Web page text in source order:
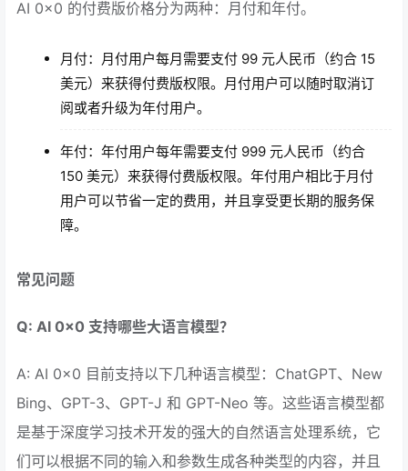
AI 0x0 的付费版价格分为两种：月付和年付。
月付：月付用户每月需要支付 99 元人民币（约合 15
美元）来获得付费版权限。月付用户可以随时取消订
阅或者升级为年付用户。
年付：年付用户每年需要支付 999 元人民币（约合
150 美元）来获得付费版权限。年付用户相比于月付
用户可以节省一定的费用，并且享受更长期的服务保
障。
常见问题
Q: AI 0x0 支持哪些大语言模型？
A: AI 0x0 目前支持以下几种语言模型：ChatGPT、New
Bing、GPT-3、GPT-J 和 GPT-Neo 等。这些语言模型都
是基于深度学习技术开发的强大的自然语言处理系统，它
们可以根据不同的输入和参数生成各种类型的内容，并且